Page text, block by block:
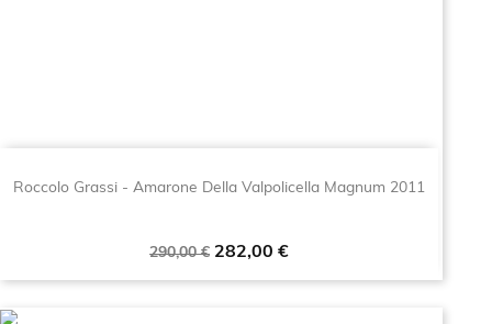
Roccolo Grassi - Amarone Della Valpolicella Magnum 2011
Prezzo
290,00 € Prezzo
282,00 €